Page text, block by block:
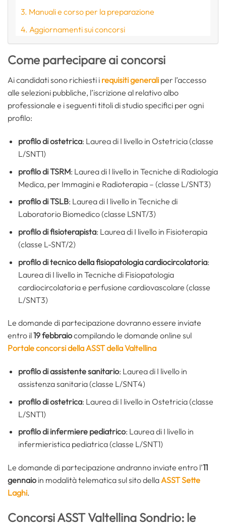
Manuali e corso per la preparazione
Aggiornamenti sui concorsi
Come partecipare ai concorsi
Ai candidati sono richiesti i requisiti generali per l’accesso
alle selezioni pubbliche, l’iscrizione al relativo albo
professionale e i seguenti titoli di studio specifici per ogni
profilo:
profilo di ostetrica: Laurea di I livello in Ostetricia (classe
L/SNT1)
profilo di TSRM: Laurea di I livello in Tecniche di Radiologia
Medica, per Immagini e Radioterapia – (classe L/SNT3)
profilo di TSLB: Laurea di I livello in Tecniche di
Laboratorio Biomedico (classe LSNT/3)
profilo di fisioterapista: Laurea di I livello in Fisioterapia
(classe L-SNT/2)
profilo ditecnico della fisiopatologia cardiocircolatoria:
Laurea di I livello in Tecniche di Fisiopatologia
cardiocircolatoria e perfusione cardiovascolare (classe
L/SNT3)
Le domande di partecipazione dovranno essere inviate
entro il19 febbraiocompilando le domande online sul
Portale concorsi della ASST della Valtellina
profilo di assistente sanitario: Laurea di I livello in
assistenza sanitaria (classe L/SNT4)
profilo di ostetrica: Laurea di I livello in Ostetricia (classe
L/SNT1)
profilo di infermiere pediatrico: Laurea di I livello in
infermieristica pediatrica (classe L/SNT1)
Le domande di partecipazione andranno inviate entro l’11
gennaio in modalità telematica sul sito dellaASST Sette
Laghi.
Concorsi ASST Valtellina Sondrio: le